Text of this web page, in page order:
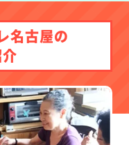
名古屋の